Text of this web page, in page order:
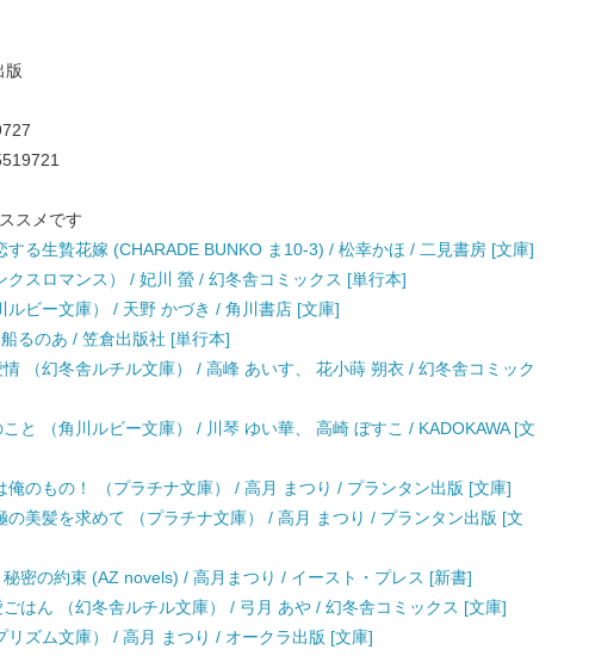
版
スメです
する生贄花嫁 (CHARADE BUNKO ま10-3) / 松幸かほ / 二見書房 [文庫]
クスロマンス） / 妃川 螢 / 幻冬舎コミックス [単行本]
ルビー文庫） / 天野 かづき / 角川書店 [文庫]
るのあ / 笠倉出版社 [単行本]
（幻冬舎ルチル文庫） / 高峰 あいす、 花小蒔 朔衣 / 幻冬舎コミック
と （角川ルビー文庫） / 川琴 ゆい華、 高崎 ぼすこ / KADOKAWA [文
俺のもの！ （プラチナ文庫） / 高月 まつり / プランタン出版 [文庫]
の美髪を求めて （プラチナ文庫） / 高月 まつり / プランタン出版 [文
密の約束 (AZ novels) / 高月まつり / イースト・プレス [新書]
はん （幻冬舎ルチル文庫） / 弓月 あや / 幻冬舎コミックス [文庫]
リズム文庫） / 高月 まつり / オークラ出版 [文庫]